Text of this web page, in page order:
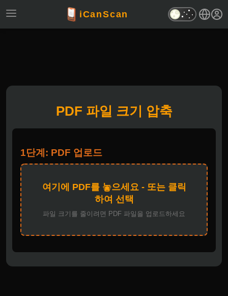
iCanScan
PDF 파일 크기 압축
1단계: PDF 업로드
여기에 PDF를 놓으세요 - 또는 클릭
하여 선택
파일 크기를 줄이려면 PDF 파일을 업로드하세요